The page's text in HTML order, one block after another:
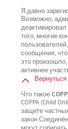
Я давно
Возможно,
того, многие
сообщения,
это произошло,
активнее
Что такое
COPPA (Child
защите
закон